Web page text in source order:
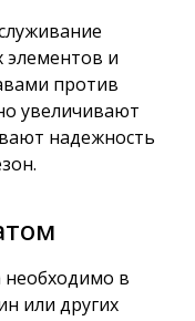
и
против
увеличивают
надежность
необходимо в
или других